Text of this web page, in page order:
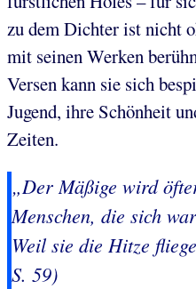
zu dem Dichter ist nicht
mit seinen Werken
Versen kann sie sich
Jugend, ihre Schönheit
Zeiten.
„Der Mäßige wird
Menschen, die sich
Weil sie die Hitze
S. 59)